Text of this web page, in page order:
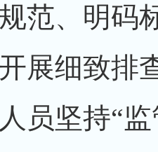
范、明码
展细致排
员坚持“